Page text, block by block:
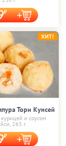
Тори Кунсей
и соусом
265 г.
ХИТ!